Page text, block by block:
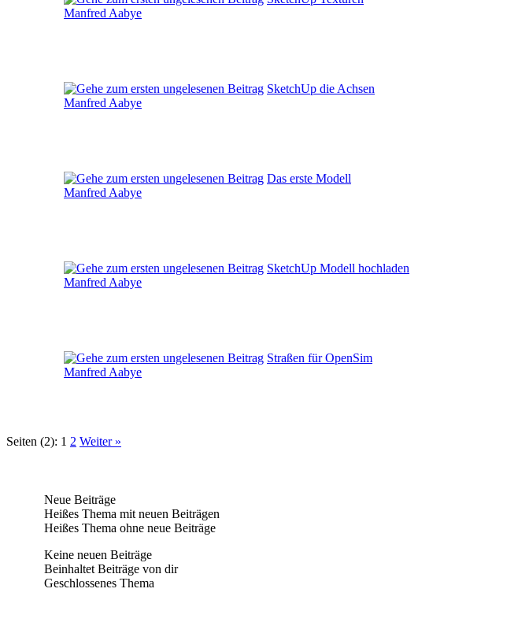
Manfred Aabye
SketchUp die Achsen
Manfred Aabye
Das erste Modell
Manfred Aabye
SketchUp Modell hochladen
Manfred Aabye
Straßen für OpenSim
Manfred Aabye
Seiten (2): 1 2 Weiter »
Neue Beiträge
Heißes Thema mit neuen Beiträgen
Heißes Thema ohne neue Beiträge
Keine neuen Beiträge
Beinhaltet Beiträge von dir
Geschlossenes Thema